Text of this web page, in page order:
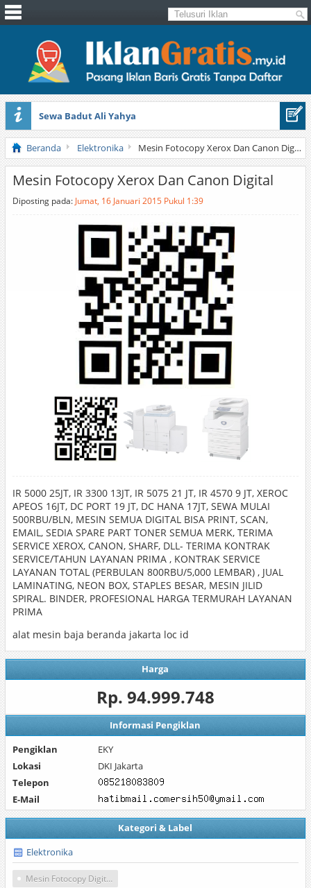
Sewa Badut Ali Yahya
Honda Brio 1.3 E AT CBU 2012 Putih
Beranda Elektronika Mesin Fotocopy Xerox Dan Canon Digital
Mesin Fotocopy Xerox Dan Canon Digital
Diposting pada: Jumat, 16 Januari 2015 Pukul 1:39
IR 5000 25JT, IR 3300 13JT, IR 5075 21 JT, IR 4570 9 JT, XEROC
APEOS 16JT, DC PORT 19 JT, DC HANA 17JT, SEWA MULAI
500RBU/BLN, MESIN SEMUA DIGITAL BISA PRINT, SCAN,
EMAIL, SEDIA SPARE PART TONER SEMUA MERK, TERIMA
SERVICE XEROX, CANON, SHARF, DLL- TERIMA KONTRAK
SERVICE/TAHUN LAYANAN PRIMA , KONTRAK SERVICE
LAYANAN TOTAL (PERBULAN 800RBU/5,000 LEMBAR) , JUAL
LAMINATING, NEON BOX, STAPLES BESAR, MESIN JILID
SPIRAL. BINDER, PROFESIONAL HARGA TERMURAH LAYANAN
PRIMA
alat mesin baja beranda jakarta loc id
Harga
Rp. 94.999.748
Informasi Pengiklan
Pengiklan
EKY
Lokasi
DKI Jakarta
Telepon
E-Mail
Kategori & Label
Elektronika
Mesin Fotocopy Digital Termurah